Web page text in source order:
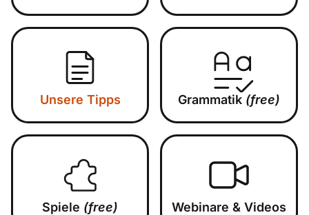
Unsere Tipps Grammatik (free)
Spiele (free) Webinare & Videos